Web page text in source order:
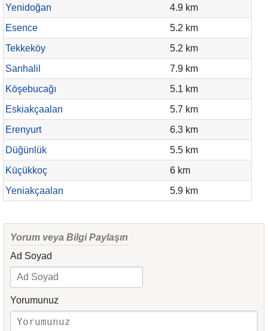
Yenidoğan
4.9 km
Esence
5.2 km
Tekkeköy
5.2 km
Sarıhalil
7.9 km
Köşebucağı
5.1 km
Eskiakçaalan
5.7 km
Erenyurt
6.3 km
Düğünlük
5.5 km
Küçükkoç
6 km
Yeniakçaalan
5.9 km
Yorum veya Bilgi Paylaşın
Ad Soyad
Yorumunuz